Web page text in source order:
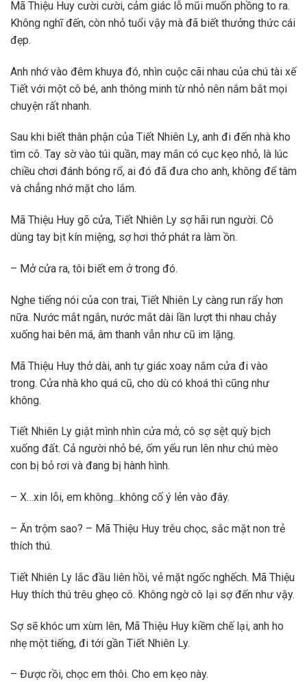
Mã Thiệu Huy cười cười, cảm giác lỗ mũi muốn phồng to ra.
Không nghĩ đến, còn nhỏ tuổi vậy mà đã biết thưởng thức cái
đẹp.
Anh nhớ vào đêm khuya đó, nhìn cuộc cãi nhau của chú tài xế
Tiết với một cô bé, anh thông minh từ nhỏ nên nắm bắt mọi
chuyện rất nhanh.
Sau khi biết thân phận của Tiết Nhiên Ly, anh đi đến nhà kho
tìm cô. Tay sờ vào túi quần, may mắn có cục kẹo nhỏ, là lúc
chiều chơi đánh bóng rổ, ai đó đã đưa cho anh, không để tâm
và chẳng nhớ mặt cho lắm.
Mã Thiệu Huy gõ cửa, Tiết Nhiên Ly sợ hãi run người. Cô
dùng tay bịt kín miệng, sợ hơi thở phát ra làm ồn.
– Mở cửa ra, tôi biết em ở trong đó.
Nghe tiếng nói của con trai, Tiết Nhiên Ly càng run rẩy hơn
nữa. Nước mắt ngắn, nước mắt dài lần lượt thi nhau chảy
xuống hai bên má, âm thanh vẫn như cũ im lặng.
Mã Thiệu Huy thở dài, anh tự giác xoay nắm cửa đi vào
trong. Cửa nhà kho quá cũ, cho dù có khoá thì cũng như
không.
Tiết Nhiên Ly giật mình nhìn cửa mở, cô sợ sệt quỳ bịch
xuống đất. Cả người nhỏ bé, ốm yếu run lên như chú mèo
con bị bỏ rơi và đang bị hành hình.
– X…xin lỗi, em không…không cố ý lẻn vào đây.
– Ăn trộm sao? – Mã Thiệu Huy trêu chọc, sắc mặt non trẻ
thích thú.
Tiết Nhiên Ly lắc đầu liên hồi, vẻ mặt ngốc nghếch. Mã Thiệu
Huy thích thú trêu ghẹo cô. Không ngờ cô lại sợ đến như vậy.
Sợ sẽ khóc um xùm lên, Mã Thiệu Huy kiềm chế lại, anh ho
nhẹ một tiếng, đi tới gần Tiết Nhiên Ly.
– Được rồi, chọc em thôi. Cho em kẹo này.